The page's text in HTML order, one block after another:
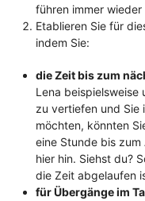
führen immer
Etablieren Sie für
indem Sie:
die Zeit bis zum
Lena beispielsweise
zu vertiefen und Sie
möchten, könnten
eine Stunde bis
hier hin. Siehst du?
die Zeit abgelaufen
für Übergänge im